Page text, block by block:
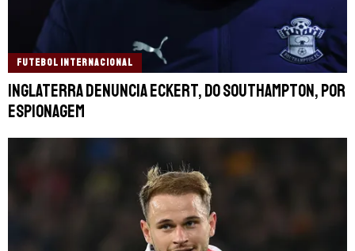
FUTEBOL INTERNACIONAL
Inglaterra denuncia Eckert, do Southampton, por
espionagem